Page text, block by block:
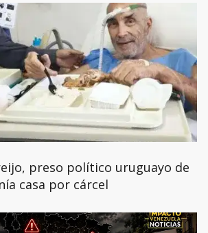
preso político uruguayo de
casa por cárcel